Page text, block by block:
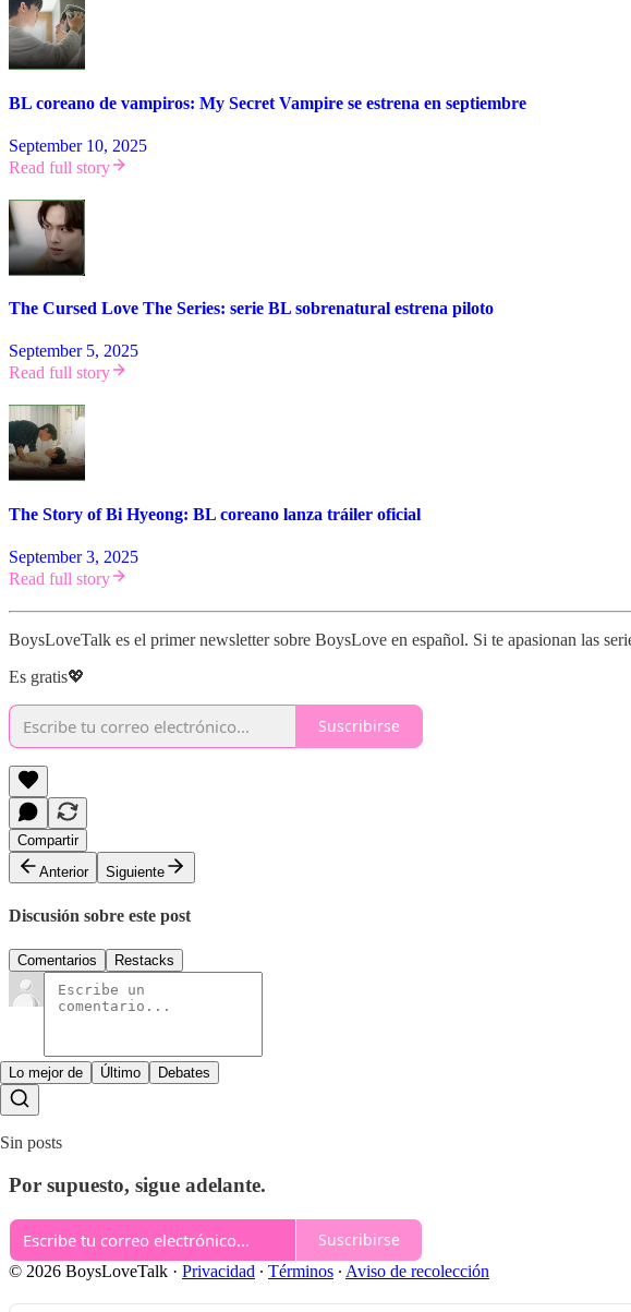
BL coreano de vampiros: My Secret Vampire se estrena en septiembre
September 10, 2025
Read full story
The Cursed Love The Series: serie BL sobrenatural estrena piloto
September 5, 2025
Read full story
The Story of Bi Hyeong: BL coreano lanza tráiler oficial
September 3, 2025
Read full story
BoysLoveTalk es el primer newsletter sobre BoysLove en español. Si te apasionan las
Es gratis💖
Suscribirse
Compartir
Anterior
Siguiente
Discusión sobre este post
Comentarios Restacks
Lo mejor de Último Debates
Sin posts
Por supuesto, sigue adelante.
Suscribirse
© 2026 BoysLoveTalk · Privacidad ∙ Términos ∙ Aviso de recolección